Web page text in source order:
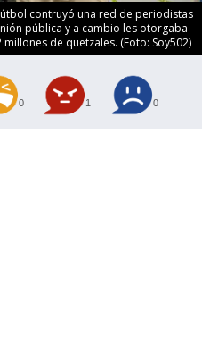
contruyó una red de periodistas
pública y a cambio les otorgaba
de quetzales. (Foto: Soy502)
0 1 0